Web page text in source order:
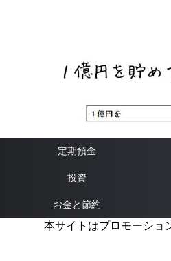
定期預金
投資
お金と節約
本サイトはプロモーショ